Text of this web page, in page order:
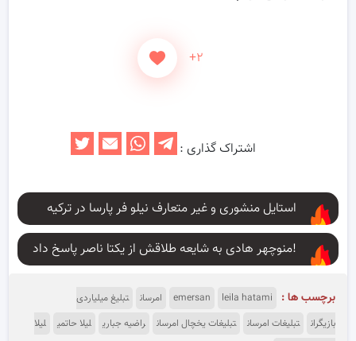
+۲
اشتراک گذاری :
استایل منشوری و غیر متعارف نیلو فر پارسا در ترکیه
منوچهر هادی به شایعه طلاقش از یکتا ناصر پاسخ داد!
برچسب ها : emersan leila hatami امرسان
تبلیغ میلیاردی
بازیگران
تبلیغات امرسان تبلیغات یخچال امرسان راضیه جباری لیلا حاتمی
لیلا